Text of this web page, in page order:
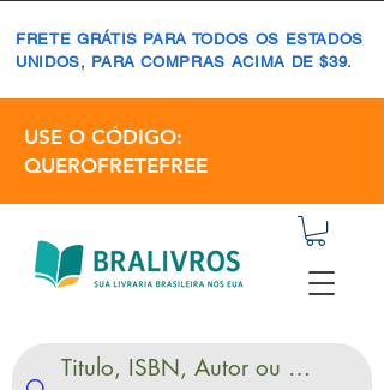
FRETE GRÁTIS PARA TODOS OS ESTADOS
UNIDOS, PARA COMPRAS ACIMA DE $39.
USE O CÓDIGO:
QUEROFRETEFREE